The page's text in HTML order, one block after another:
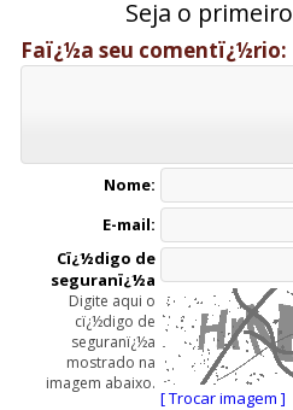
Seja o
Faï¿½a seu comentï¿½rio:
Nome:
E-mail:
Cï¿½digo de
seguranï¿½a
Digite aqui o
cï¿½digo de
seguranï¿½a
mostrado na
imagem abaixo.
[ Trocar imagem ]